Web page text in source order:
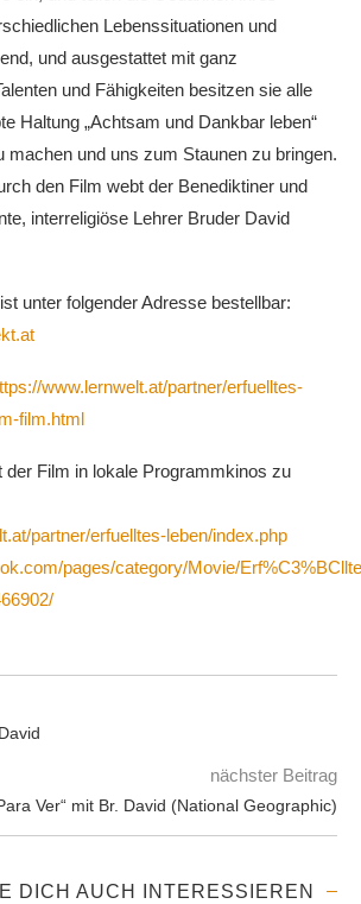
Lebenssituationen und
und ausgestattet mit ganz
und Fähigkeiten besitzen sie alle
Haltung „Achtsam und Dankbar leben“
machen und uns zum Staunen zu bringen.
den Film webt der Benediktiner und
interreligiöse Lehrer Bruder David
unter folgender Adresse bestellbar:
www.lernwelt.at/partner/erfuelltes-
film.html
der Film in lokale Programmkinos zu
partner/erfuelltes-leben/index.php
pages/category/Movie/
nächster Beitrag
Ver“ mit Br. David (National Geographic)
DICH AUCH INTERESSIEREN